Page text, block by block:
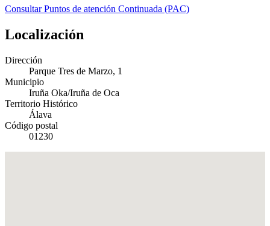
Consultar Puntos de atención Continuada (PAC)
Localización
Dirección
Parque Tres de Marzo, 1
Municipio
Iruña Oka/Iruña de Oca
Territorio Histórico
Álava
Código postal
01230